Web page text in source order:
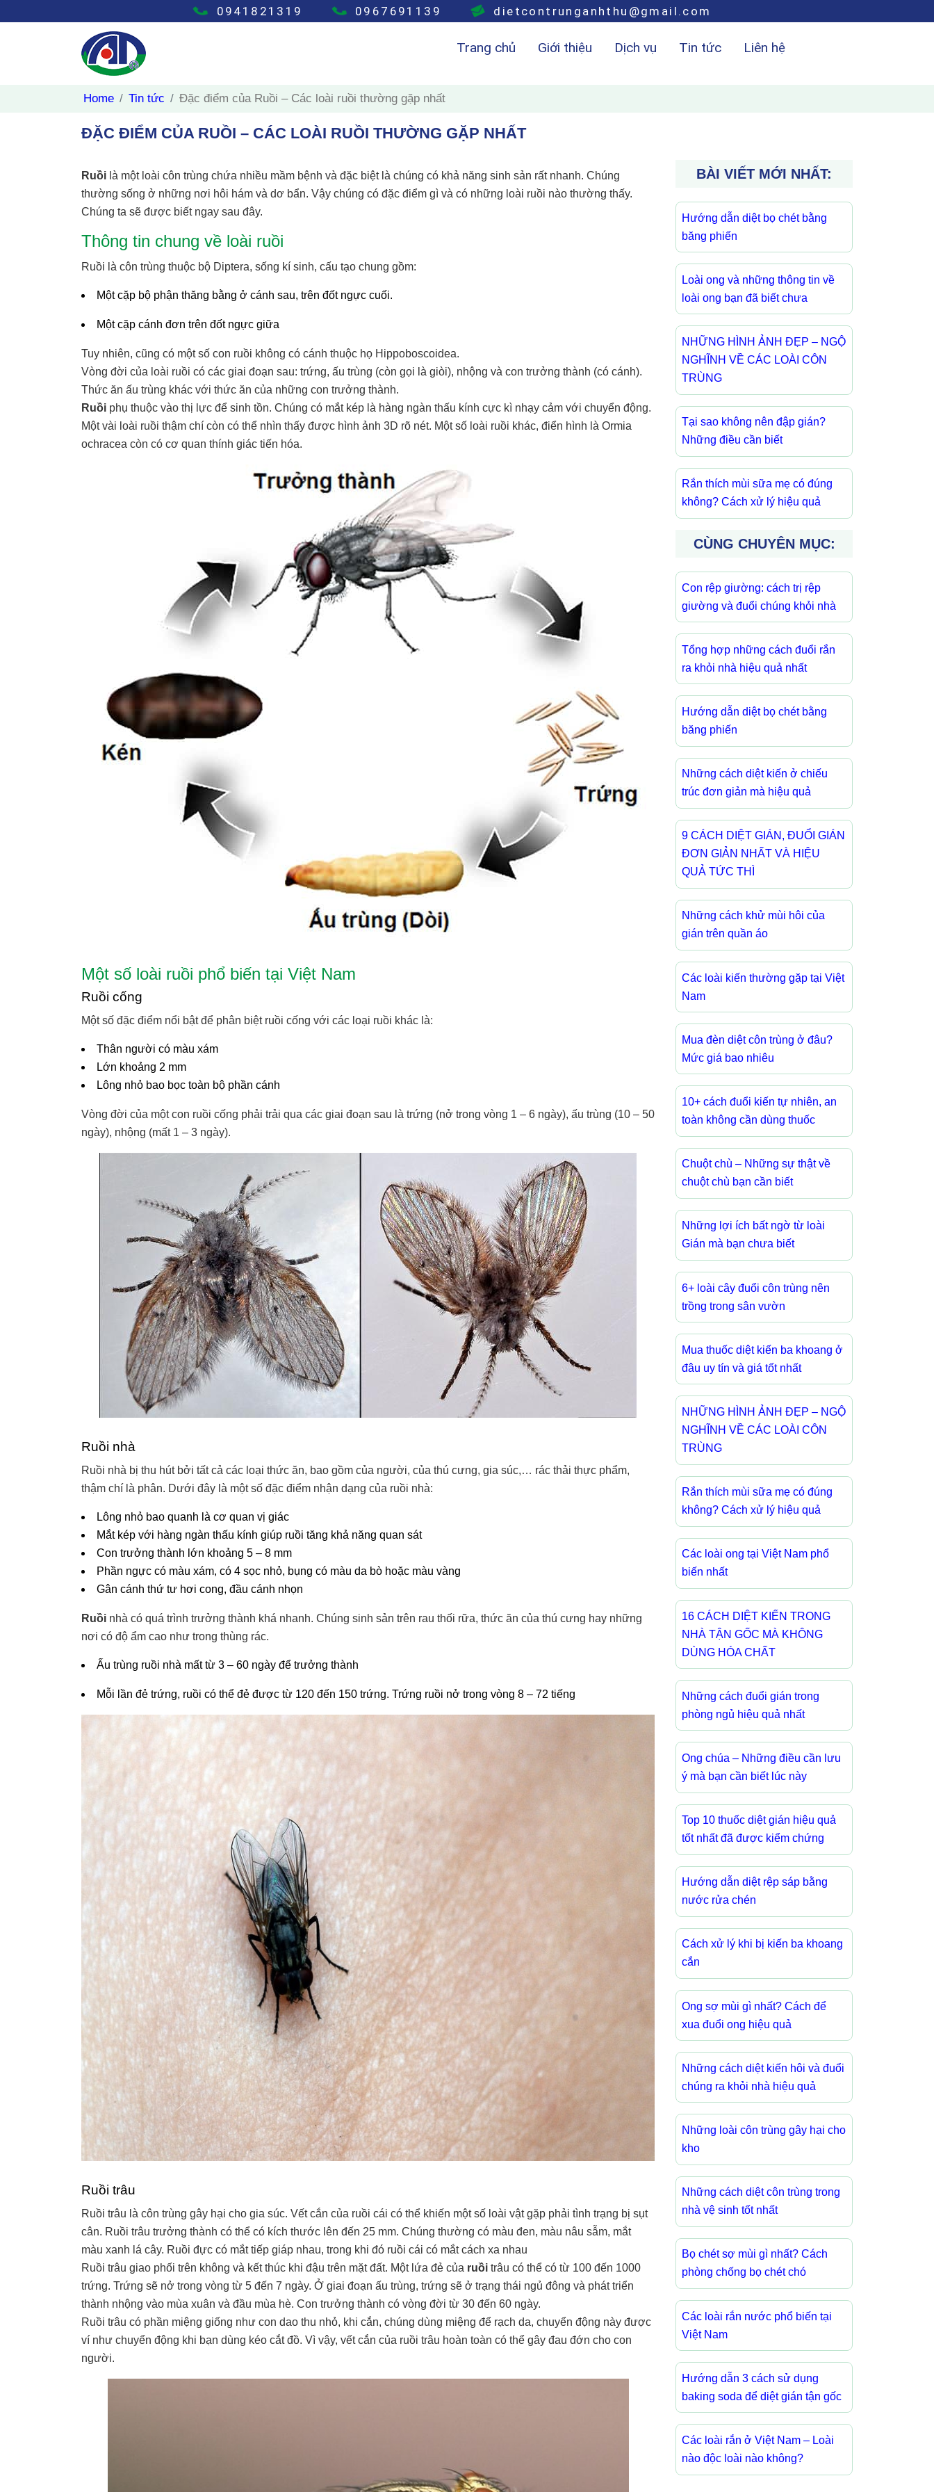
0941821319 0967691139 dietcontrunganhthu@gmail.com
Trang chủ Giới thiệu Dịch vụ Tin tức Liên hệ
Home Tin tức Đặc điểm của Ruồi – Các loài ruồi thường gặp nhất
ĐẶC ĐIỂM CỦA RUỒI – CÁC LOÀI RUỒI THƯỜNG GẶP NHẤT
Ruồi là một loài côn trùng chứa nhiều mầm bệnh và đặc biệt là chúng có khả năng sinh sản rất nhanh. Chúng
thường sống ở những nơi hôi hám và dơ bẩn. Vậy chúng có đặc điểm gì và có những loài ruồi nào thường thấy.
Chúng ta sẽ được biết ngay sau đây.
Thông tin chung về loài ruồi
Ruồi là côn trùng thuộc bộ Diptera, sống kí sinh, cấu tạo chung gồm:
Một cặp bộ phận thăng bằng ở cánh sau, trên đốt ngực cuối.
Một cặp cánh đơn trên đốt ngực giữa
Tuy nhiên, cũng có một số con ruồi không có cánh thuộc họ Hippoboscoidea.
Vòng đời của loài ruồi có các giai đoạn sau: trứng, ấu trùng (còn gọi là giòi), nhộng và con trưởng thành (có cánh).
Thức ăn ấu trùng khác với thức ăn của những con trưởng thành.
Ruồi phụ thuộc vào thị lực để sinh tồn. Chúng có mắt kép là hàng ngàn thấu kính cực kì nhạy cảm với chuyển động.
Một vài loài ruồi thậm chí còn có thể nhìn thấy được hình ảnh 3D rõ nét. Một số loài ruồi khác, điển hình là Ormia
ochracea còn có cơ quan thính giác tiến hóa.
Một số loài ruồi phổ biến tại Việt Nam
Ruồi cống
Một số đặc điểm nổi bật để phân biệt ruồi cống với các loại ruồi khác là:
Thân người có màu xám
Lớn khoảng 2 mm
Lông nhỏ bao bọc toàn bộ phần cánh
Vòng đời của một con ruồi cống phải trải qua các giai đoạn sau là trứng (nở trong vòng 1 – 6 ngày), ấu trùng (10 – 50
ngày), nhộng (mất 1 – 3 ngày).
Ruồi nhà
Ruồi nhà bị thu hút bởi tất cả các loại thức ăn, bao gồm của người, của thú cưng, gia súc,… rác thải thực phẩm,
thậm chí là phân. Dưới đây là một số đặc điểm nhận dạng của ruồi nhà:
Lông nhỏ bao quanh là cơ quan vị giác
Mắt kép với hàng ngàn thấu kính giúp ruồi tăng khả năng quan sát
Con trưởng thành lớn khoảng 5 – 8 mm
Phần ngực có màu xám, có 4 sọc nhỏ, bụng có màu da bò hoặc màu vàng
Gân cánh thứ tư hơi cong, đầu cánh nhọn
Ruồi nhà có quá trình trưởng thành khá nhanh. Chúng sinh sản trên rau thối rữa, thức ăn của thú cưng hay những
nơi có độ ẩm cao như trong thùng rác.
Ấu trùng ruồi nhà mất từ 3 – 60 ngày để trưởng thành
Mỗi lần đẻ trứng, ruồi có thể đẻ được từ 120 đến 150 trứng. Trứng ruồi nở trong vòng 8 – 72 tiếng
Ruồi trâu
Ruồi trâu là côn trùng gây hại cho gia súc. Vết cắn của ruồi cái có thể khiến một số loài vật gặp phải tình trạng bị sụt
cân. Ruồi trâu trưởng thành có thể có kích thước lên đến 25 mm. Chúng thường có màu đen, màu nâu sẫm, mắt
màu xanh lá cây. Ruồi đực có mắt tiếp giáp nhau, trong khi đó ruồi cái có mắt cách xa nhau
Ruồi trâu giao phối trên không và kết thúc khi đậu trên mặt đất. Một lứa đẻ của ruồi trâu có thể có từ 100 đến 1000
trứng. Trứng sẽ nở trong vòng từ 5 đến 7 ngày. Ở giai đoạn ấu trùng, trứng sẽ ở trạng thái ngủ đông và phát triển
thành nhộng vào mùa xuân và đầu mùa hè. Con trưởng thành có vòng đời từ 30 đến 60 ngày.
Ruồi trâu có phần miệng giống như con dao thu nhỏ, khi cắn, chúng dùng miệng để rạch da, chuyển động này được
ví như chuyển động khi bạn dùng kéo cắt đồ. Vì vậy, vết cắn của ruồi trâu hoàn toàn có thể gây đau đớn cho con
người.
BÀI VIẾT MỚI NHẤT:
Hướng dẫn diệt bọ chét bằng
băng phiến
Loài ong và những thông tin về
loài ong bạn đã biết chưa
NHỮNG HÌNH ẢNH ĐẸP – NGỘ
NGHĨNH VỀ CÁC LOÀI CÔN
TRÙNG
Tại sao không nên đập gián?
Những điều cần biết
Rắn thích mùi sữa mẹ có đúng
không? Cách xử lý hiệu quả
CÙNG CHUYÊN MỤC:
Con rệp giường: cách trị rệp
giường và đuổi chúng khỏi nhà
Tổng hợp những cách đuổi rắn
ra khỏi nhà hiệu quả nhất
Hướng dẫn diệt bọ chét bằng
băng phiến
Những cách diệt kiến ở chiếu
trúc đơn giản mà hiệu quả
9 CÁCH DIỆT GIÁN, ĐUỔI GIÁN
ĐƠN GIẢN NHẤT VÀ HIỆU
QUẢ TỨC THÌ
Những cách khử mùi hôi của
gián trên quần áo
Các loài kiến thường gặp tại Việt
Nam
Mua đèn diệt côn trùng ở đâu?
Mức giá bao nhiêu
10+ cách đuổi kiến tự nhiên, an
toàn không cần dùng thuốc
Chuột chù – Những sự thật về
chuột chù bạn cần biết
Những lợi ích bất ngờ từ loài
Gián mà bạn chưa biết
6+ loài cây đuổi côn trùng nên
trồng trong sân vườn
Mua thuốc diệt kiến ba khoang ở
đâu uy tín và giá tốt nhất
NHỮNG HÌNH ẢNH ĐẸP – NGỘ
NGHĨNH VỀ CÁC LOÀI CÔN
TRÙNG
Rắn thích mùi sữa mẹ có đúng
không? Cách xử lý hiệu quả
Các loài ong tại Việt Nam phổ
biến nhất
16 CÁCH DIỆT KIẾN TRONG
NHÀ TẬN GỐC MÀ KHÔNG
DÙNG HÓA CHẤT
Những cách đuổi gián trong
phòng ngủ hiệu quả nhất
Ong chúa – Những điều cần lưu
ý mà bạn cần biết lúc này
Top 10 thuốc diệt gián hiệu quả
tốt nhất đã được kiểm chứng
Hướng dẫn diệt rệp sáp bằng
nước rửa chén
Cách xử lý khi bị kiến ba khoang
cắn
Ong sợ mùi gì nhất? Cách để
xua đuổi ong hiệu quả
Những cách diệt kiến hôi và đuổi
chúng ra khỏi nhà hiệu quả
Những loài côn trùng gây hại cho
kho
Những cách diệt côn trùng trong
nhà vệ sinh tốt nhất
Bọ chét sợ mùi gì nhất? Cách
phòng chống bọ chét chó
Các loài rắn nước phổ biến tại
Việt Nam
Hướng dẫn 3 cách sử dụng
baking soda để diệt gián tận gốc
Các loài rắn ở Việt Nam – Loài
nào độc loài nào không?